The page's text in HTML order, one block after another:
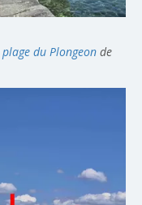
plage du Plongeon de